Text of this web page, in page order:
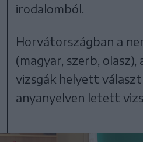
irodalomból.
Horvátországban a
(magyar, szerb,
vizsgák helyett
anyanyelven letett